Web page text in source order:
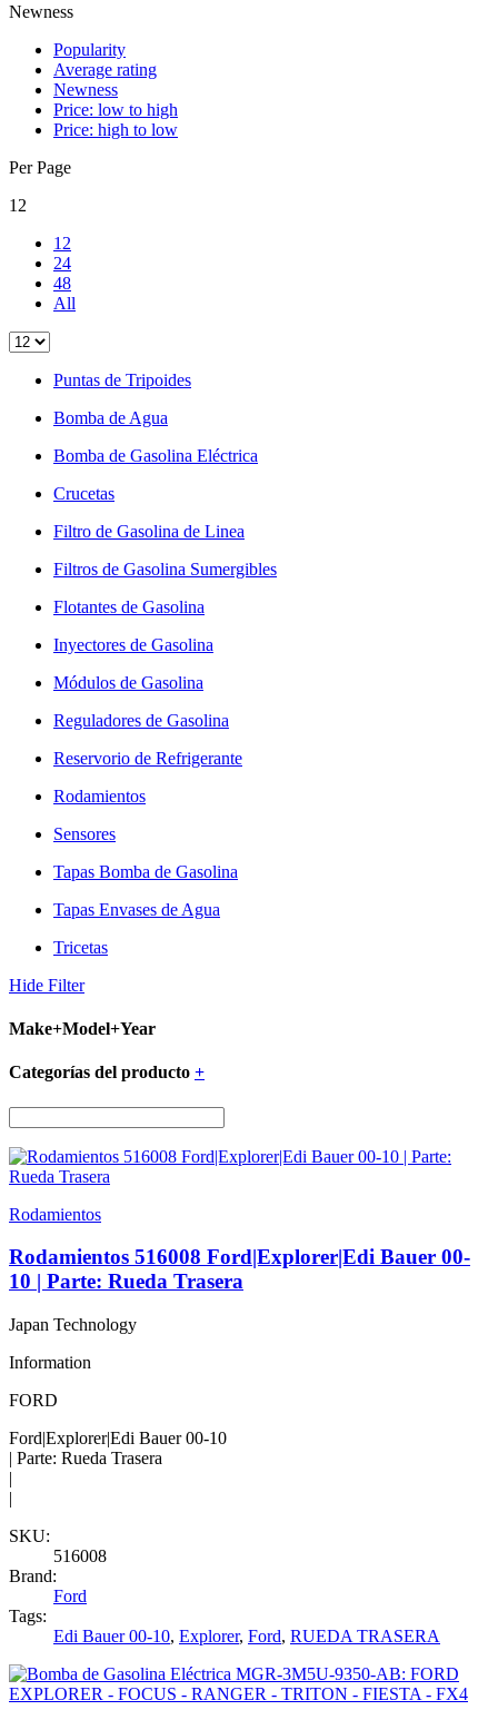
Newness
Popularity
Average rating
Newness
Price: low to high
Price: high to low
Per Page
12
12
24
48
All
Puntas de Tripoides
Bomba de Agua
Bomba de Gasolina Eléctrica
Crucetas
Filtro de Gasolina de Linea
Filtros de Gasolina Sumergibles
Flotantes de Gasolina
Inyectores de Gasolina
Módulos de Gasolina
Reguladores de Gasolina
Reservorio de Refrigerante
Rodamientos
Sensores
Tapas Bomba de Gasolina
Tapas Envases de Agua
Tricetas
Hide Filter
Make+Model+Year
Categorías del producto +
Rodamientos
Rodamientos 516008 Ford|Explorer|Edi Bauer 00-
10 | Parte: Rueda Trasera
Japan Technology
Information
FORD
Ford|Explorer|Edi Bauer 00-10
| Parte: Rueda Trasera
|
|
SKU:
516008
Brand:
Ford
Tags:
Edi Bauer 00-10, Explorer, Ford, RUEDA TRASERA